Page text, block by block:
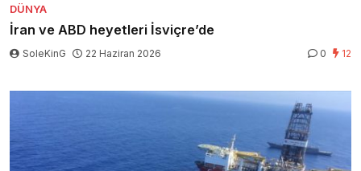
DÜNYA
İran ve ABD heyetleri İsviçre’de
SoleKinG 22 Haziran 2026 0 12